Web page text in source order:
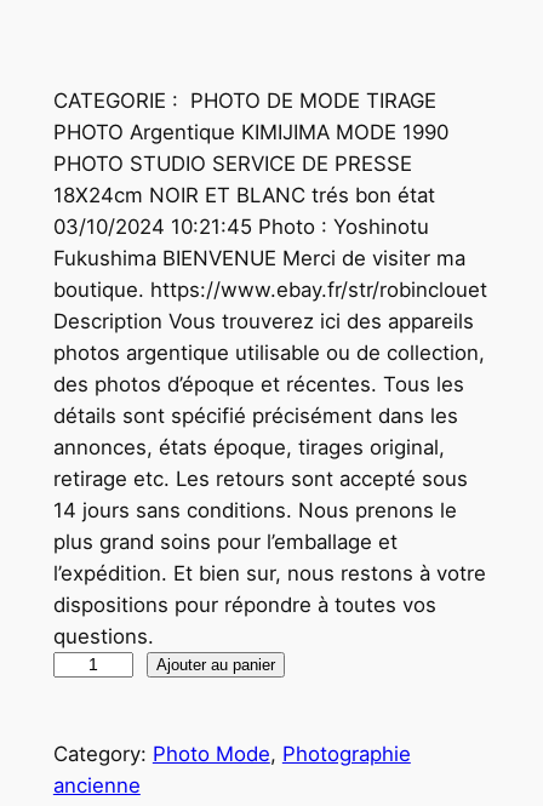
CATEGORIE : PHOTO DE MODE TIRAGE
PHOTO Argentique KIMIJIMA MODE 1990
PHOTO STUDIO SERVICE DE PRESSE
18X24cm NOIR ET BLANC trés bon état
03/10/2024 10:21:45 Photo : Yoshinotu
Fukushima BIENVENUE Merci de visiter ma
boutique. https://www.ebay.fr/str/robinclouet
Description Vous trouverez ici des appareils
photos argentique utilisable ou de collection,
des photos d’époque et récentes. Tous les
détails sont spécifié précisément dans les
annonces, états époque, tirages original,
retirage etc. Les retours sont accepté sous
14 jours sans conditions. Nous prenons le
plus grand soins pour l’emballage et
l’expédition. Et bien sur, nous restons à votre
dispositions pour répondre à toutes vos
questions.
n
t
Ajouter au panier
Category: Photo Mode, Photographie
ancienne